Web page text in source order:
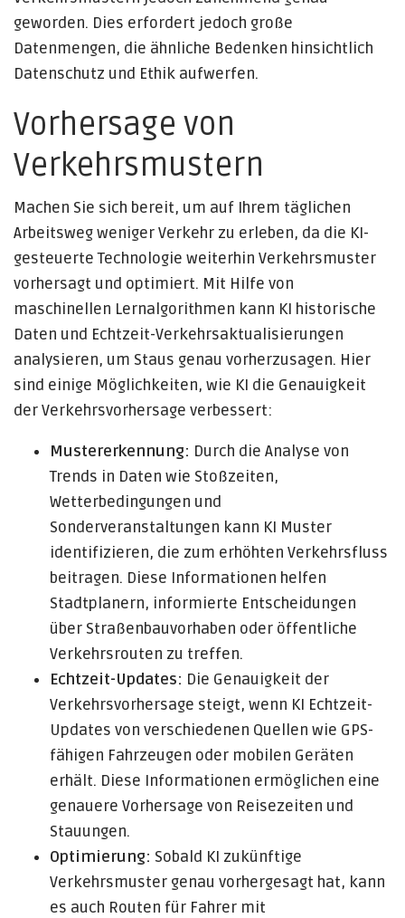
geworden. Dies erfordert jedoch große
Datenmengen, die ähnliche Bedenken hinsichtlich
Datenschutz und Ethik aufwerfen.
Vorhersage von
Verkehrsmustern
Machen Sie sich bereit, um auf Ihrem täglichen
Arbeitsweg weniger Verkehr zu erleben, da die KI-
gesteuerte Technologie weiterhin Verkehrsmuster
vorhersagt und optimiert. Mit Hilfe von
maschinellen Lernalgorithmen kann KI historische
Daten und Echtzeit-Verkehrsaktualisierungen
analysieren, um Staus genau vorherzusagen. Hier
sind einige Möglichkeiten, wie KI die Genauigkeit
der Verkehrsvorhersage verbessert:
Mustererkennung: Durch die Analyse von
Trends in Daten wie Stoßzeiten,
Wetterbedingungen und
Sonderveranstaltungen kann KI Muster
identifizieren, die zum erhöhten Verkehrsfluss
beitragen. Diese Informationen helfen
Stadtplanern, informierte Entscheidungen
über Straßenbauvorhaben oder öffentliche
Verkehrsrouten zu treffen.
Echtzeit-Updates: Die Genauigkeit der
Verkehrsvorhersage steigt, wenn KI Echtzeit-
Updates von verschiedenen Quellen wie GPS-
fähigen Fahrzeugen oder mobilen Geräten
erhält. Diese Informationen ermöglichen eine
genauere Vorhersage von Reisezeiten und
Stauungen.
Optimierung: Sobald KI zukünftige
Verkehrsmuster genau vorhergesagt hat, kann
es auch Routen für Fahrer mit